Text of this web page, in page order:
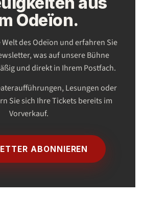
Odeïon.
Welt des Odeïon und erfahren Sie
was auf unsere Bühne
und direkt in Ihrem Postfach.
Lesungen oder
Sie sich Ihre Tickets bereits im
Vorverkauf.
ABONNIEREN